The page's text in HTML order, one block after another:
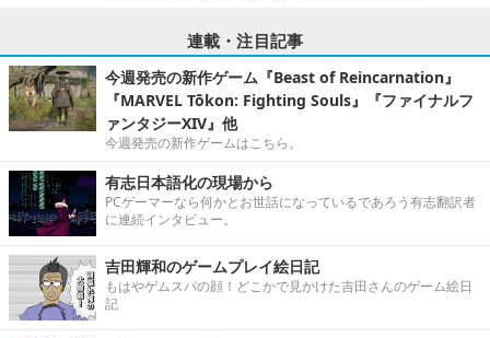
連載・注目記事
今週発売の新作ゲーム『Beast of Reincarnation』
『MARVEL Tōkon: Fighting Souls』『ファイナルフ
ァンタジーXIV』他
今週発売の新作ゲームはこちら。
有志日本語化の現場から
PCゲーマーなら何かとお世話になっているであろう有志翻訳者
に連続インタビュー。
吉田輝和のゲームプレイ絵日記
もはやゲムスパの顔！どこかで見かけた吉田さんのゲーム絵日
記